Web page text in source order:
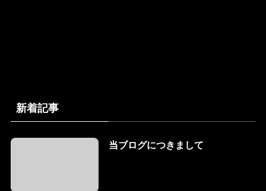
新着記事
当ブログにつきまして